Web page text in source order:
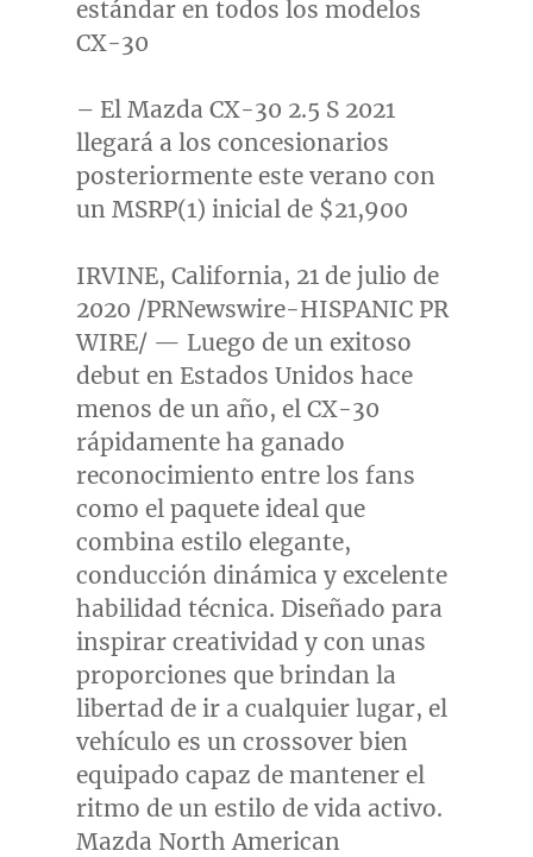
estándar en todos los modelos
CX-30
– El Mazda CX-30 2.5 S 2021
llegará a los concesionarios
posteriormente este verano con
un MSRP(1) inicial de $21,900
IRVINE, California, 21 de julio de
2020 /PRNewswire-HISPANIC PR
WIRE/ — Luego de un exitoso
debut en Estados Unidos hace
menos de un año, el CX-30
rápidamente ha ganado
reconocimiento entre los fans
como el paquete ideal que
combina estilo elegante,
conducción dinámica y excelente
habilidad técnica. Diseñado para
inspirar creatividad y con unas
proporciones que brindan la
libertad de ir a cualquier lugar, el
vehículo es un crossover bien
equipado capaz de mantener el
ritmo de un estilo de vida activo.
Mazda North American